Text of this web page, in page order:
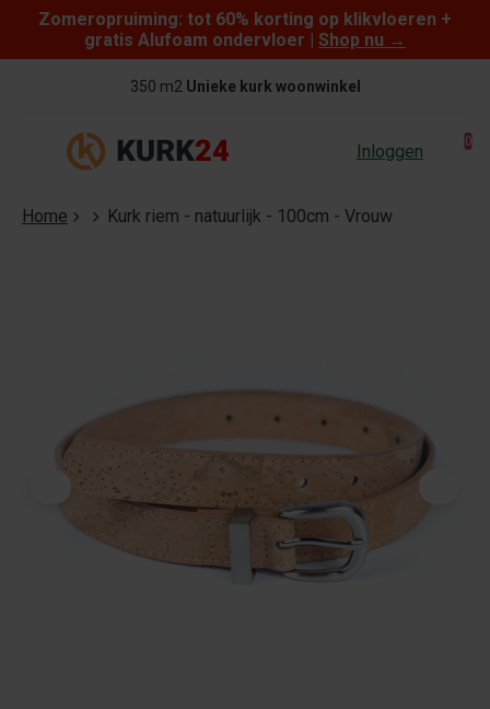
Skip to content
Zomeropruiming: tot 60% korting op klikvloeren +
gratis Alufoam ondervloer | Shop nu →
350 m2 Unieke kurk woonwinkel
Inloggen 0
Home Kurk riem - natuurlijk - 100cm - Vrouw